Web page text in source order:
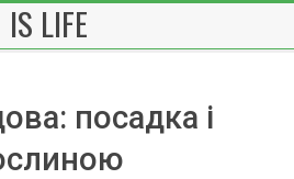
IS LIFE
посадка і